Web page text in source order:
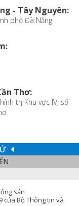
- Tây Nguyên:
phố Đà Nẵng
Thơ:
trị Khu vực IV, số
sản
của Bộ Thông tin và